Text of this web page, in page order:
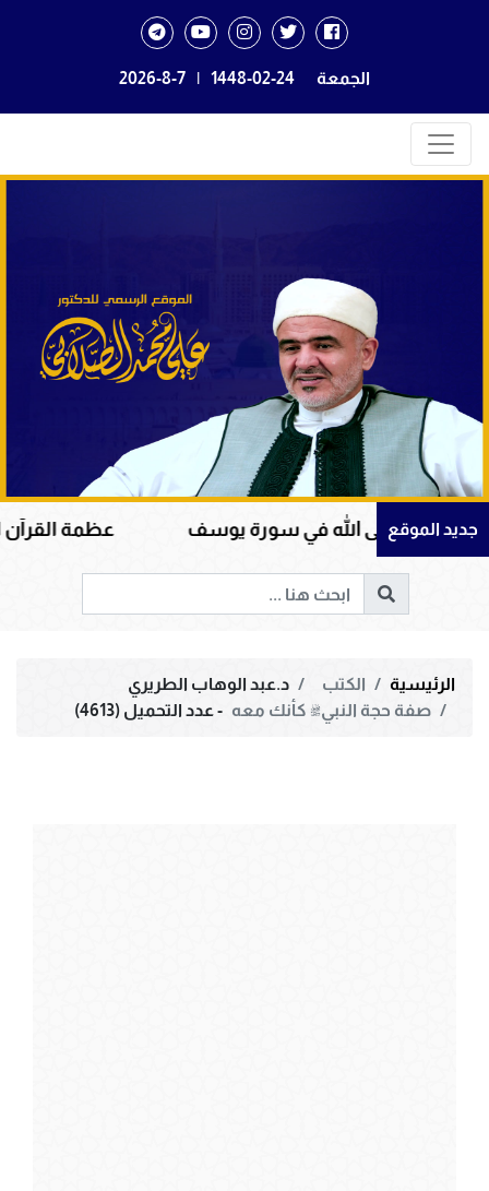
الجمعة 1448-02-24
|
2026-8-7
جديد الموقع
على الله في سورة يوسف عظمة القرآن الكريم في
الرئيسية الكتب
د.عبد الوهاب الطريري
صفة حجة النبيﷺ كأنك معه - عدد التحميل (4613)